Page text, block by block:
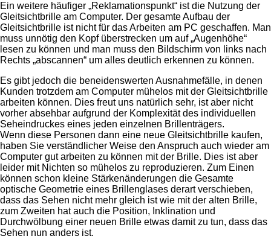
Ein weitere häufiger „Reklamationspunkt“ ist die Nutzung der
Gleitsichtbrille am Computer. Der gesamte Aufbau der
Gleitsichtbrille ist nicht für das Arbeiten am PC geschaffen. Man
muss unnötig den Kopf überstrecken um auf „Augenhöhe“
lesen zu können und man muss den Bildschirm von links nach
Rechts „abscannen“ um alles deutlich erkennen zu können.
Es gibt jedoch die beneidenswerten Ausnahmefälle, in denen
Kunden trotzdem am Computer mühelos mit der Gleitsichtbrille
arbeiten können. Dies freut uns natürlich sehr, ist aber nicht
vorher absehbar aufgrund der Komplexität des individuellen
Seheindruckes eines jeden einzelnen Brillenträgers.
Wenn diese Personen dann eine neue Gleitsichtbrille kaufen,
haben Sie verständlicher Weise den Anspruch auch wieder am
Computer gut arbeiten zu können mit der Brille. Dies ist aber
leider mit Nichten so mühelos zu reproduzieren. Zum Einen
können schon kleine Stärkenänderungen die Gesamte
optische Geometrie eines Brillenglases derart verschieben,
dass das Sehen nicht mehr gleich ist wie mit der alten Brille,
zum Zweiten hat auch die Position, Inklination und
Durchwölbung einer neuen Brille etwas damit zu tun, dass das
Sehen nun anders ist.